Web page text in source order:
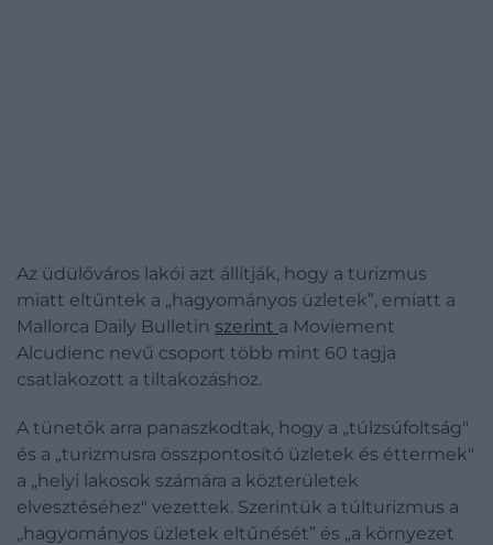
Az üdülőváros lakói azt állítják, hogy a turizmus
miatt eltűntek a „hagyományos üzletek”, emiatt a
Mallorca Daily Bulletin szerint a Moviement
Alcudienc nevű csoport több mint 60 tagja
csatlakozott a tiltakozáshoz.
A tünetők arra panaszkodtak, hogy a „túlzsúfoltság"
és a „turizmusra összpontosító üzletek és éttermek"
a „helyi lakosok számára a közterületek
elvesztéséhez" vezettek. Szerintük a túlturizmus a
„hagyományos üzletek eltűnését” és „a környezet